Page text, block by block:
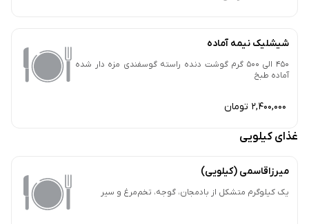
شیشلیک نیمه آماده
450 الی 500 گرم گوشت دنده راسته گوسفندی مزه دار شده
آماده طبخ
2,400,000 تومان
غذای کیلویی
میرزاقاسمی (کیلویی)
یک کیلوگرم متشکل از بادمجان، گوجه، تخم‌مرغ و سیر